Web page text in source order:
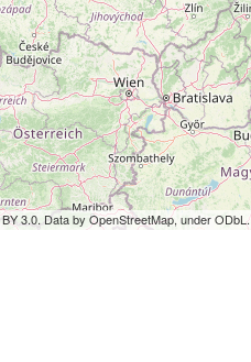
3.0. Data by OpenStreetMap, under ODbL.